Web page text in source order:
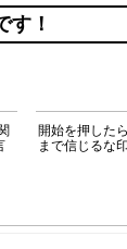
す！
開始を押した
まで信じるな